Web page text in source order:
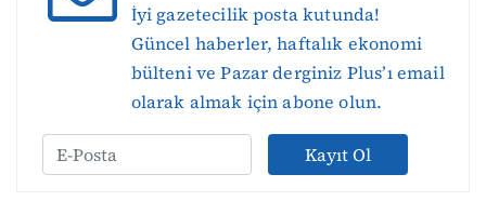
İyi gazetecilik posta kutunda!
Güncel haberler, haftalık ekonomi
bülteni ve Pazar derginiz Plus’ı email
olarak almak için abone olun.
Kayıt Ol